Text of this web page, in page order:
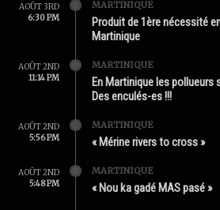
AOÛT 3RD
6:30 PM
MARTINIQUE
Produit de 1ère nécessité
Martinique
AOÛT 2ND
11:14 PM
MARTINIQUE
En Martinique les pollueurs
Des enculés-es !!!
AOÛT 2ND
5:56 PM
MARTINIQUE
« Mérine rivers to cross »
AOÛT 2ND
5:48 PM
MARTINIQUE
« Nou ka gadé MAS pasé »